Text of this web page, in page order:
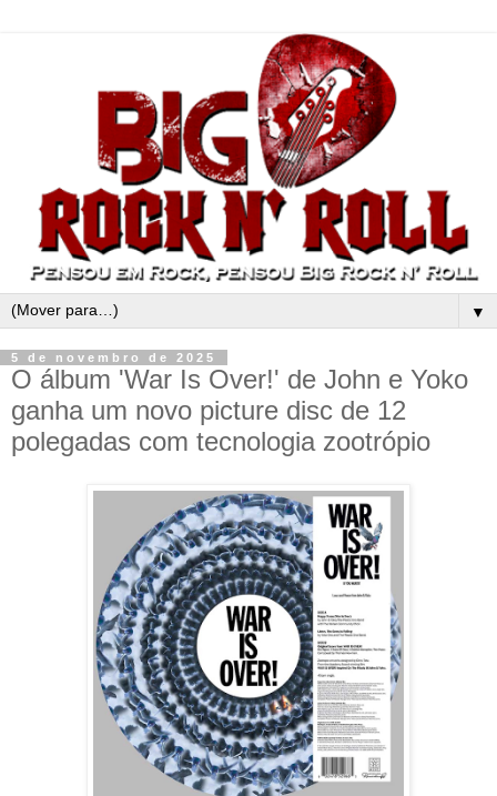
▼
5 de novembro de 2025
O álbum 'War Is Over!' de John e Yoko
ganha um novo picture disc de 12
polegadas com tecnologia zootrópio